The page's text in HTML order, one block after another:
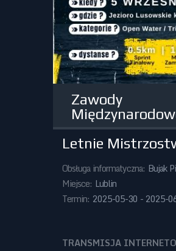
Zawody
Letnie
Obsługa informatyczna: Bujak
Miejsce: Lublin
Termin: 2025-05-30 - 2025-
TRANSMISJA